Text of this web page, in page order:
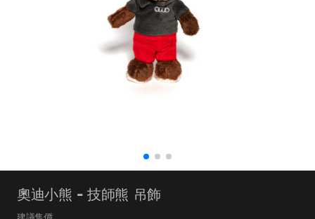
奧迪小熊 - 技師熊 吊飾